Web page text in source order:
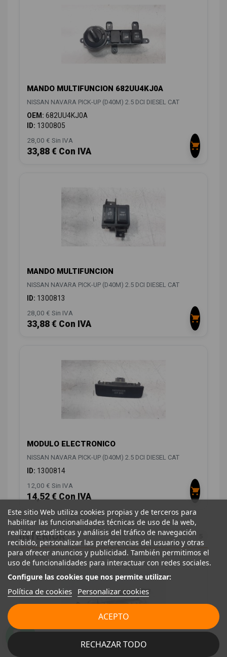
MANDO MULTIFUNCION 682UU4KJ0A
NISSAN NAVARA PICK-UP (D40M) 2.5 DCI DIESEL CAT
OEM: 682UU4KJ0A
ID: 1300805
28,00 € Sin IVA
33,88 € Con IVA
MANDO MULTIFUNCION
NISSAN NAVARA PICK-UP (D40M) 2.5 DCI DIESEL CAT
ID: 1300813
28,00 € Sin IVA
33,88 € Con IVA
MODULO ELECTRONICO
NISSAN NAVARA PICK-UP (D40M) 2.5 DCI DIESEL CAT
ID: 1300814
12,00 € Sin IVA
14,52 € Con IVA
INTERIOR
Este sitio Web utiliza cookies propias y de terceros para
habilitar las funcionalidades técnicas de uso de la web,
realizar estadísticas y análisis del tráfico de navegación
recibido, personalizar las preferencias del usuario y otras
para ofrecer anuncios y publicidad. También permitimos el
uso de funcionalidades para interactuar con redes sociales.
Configure las cookies que nos permite utilizar:
Política de cookies Personalizar cookies
RECHAZAR TODO
ACEPTO